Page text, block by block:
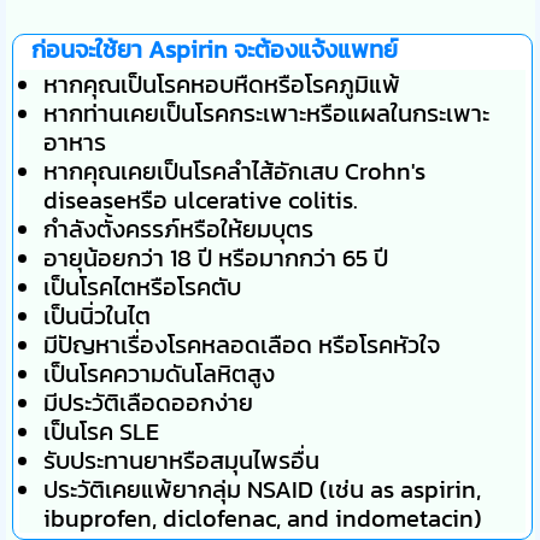
ก่อนจะใช้ยา Aspirin จะต้องแจ้งแพทย์
หากคุณเป็นโรคหอบหืดหรือโรคภูมิแพ้
หากท่านเคยเป็นโรคกระเพาะหรือแผลในกระเพาะ
อาหาร
หากคุณเคยเป็นโรคลำไส้อักเสบ Crohn's
diseaseหรือ ulcerative colitis.
กำลังตั้งครรภ์หรือให้ยมบุตร
อายุน้อยกว่า 18 ปี หรือมากกว่า 65 ปี
เป็นโรคไตหรือโรคตับ
เป็นนิ่วในไต
มีปัญหาเรื่องโรคหลอดเลือด หรือโรคหัวใจ
เป็นโรคความดันโลหิตสูง
มีประวัติเลือดออกง่าย
เป็นโรค SLE
รับประทานยาหรือสมุนไพรอื่น
ประวัติเคยแพ้ยากลุ่ม NSAID (เช่น as aspirin,
ibuprofen, diclofenac, and indometacin)